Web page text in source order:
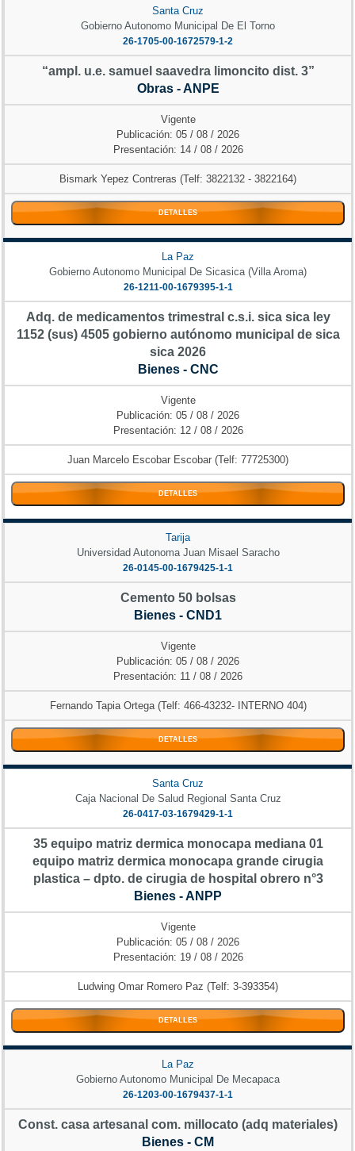
Santa Cruz
Gobierno Autonomo Municipal De El Torno
26-1705-00-1672579-1-2
“ampl. u.e. samuel saavedra limoncito dist. 3”
Obras - ANPE
Vigente
Publicación: 05 / 08 / 2026
Presentación: 14 / 08 / 2026
Bismark Yepez Contreras (Telf: 3822132 - 3822164)
DETALLES
La Paz
Gobierno Autonomo Municipal De Sicasica (Villa Aroma)
26-1211-00-1679395-1-1
Adq. de medicamentos trimestral c.s.i. sica sica ley
1152 (sus) 4505 gobierno autónomo municipal de sica
sica 2026
Bienes - CNC
Vigente
Publicación: 05 / 08 / 2026
Presentación: 12 / 08 / 2026
Juan Marcelo Escobar Escobar (Telf: 77725300)
DETALLES
Tarija
Universidad Autonoma Juan Misael Saracho
26-0145-00-1679425-1-1
Cemento 50 bolsas
Bienes - CND1
Vigente
Publicación: 05 / 08 / 2026
Presentación: 11 / 08 / 2026
Fernando Tapia Ortega (Telf: 466-43232- INTERNO 404)
DETALLES
Santa Cruz
Caja Nacional De Salud Regional Santa Cruz
26-0417-03-1679429-1-1
35 equipo matriz dermica monocapa mediana 01
equipo matriz dermica monocapa grande cirugia
plastica – dpto. de cirugia de hospital obrero n°3
Bienes - ANPP
Vigente
Publicación: 05 / 08 / 2026
Presentación: 19 / 08 / 2026
Ludwing Omar Romero Paz (Telf: 3-393354)
DETALLES
La Paz
Gobierno Autonomo Municipal De Mecapaca
26-1203-00-1679437-1-1
Const. casa artesanal com. millocato (adq materiales)
Bienes - CM